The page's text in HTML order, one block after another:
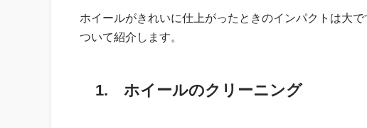
ホイールがきれいに仕上がったときのインパクトは大
ついて紹介します。
1. ホイールのクリーニング